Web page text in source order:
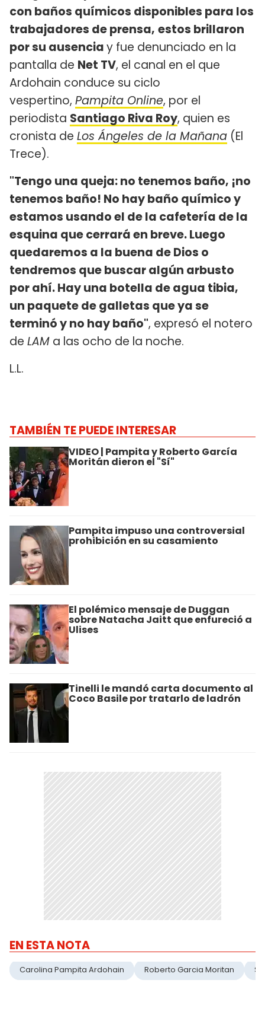
con baños químicos disponibles para los
trabajadores de prensa, estos brillaron
por su ausenciay fue denunciado en la
pantalla de Net TV, el canal en el que
Ardohain conduce su ciclo
vespertino, Pampita Online, por el
periodista Santiago Riva Roy, quien es
cronista de Los Ángeles de la Mañana (El
Trece).
"Tengo una queja: no tenemos baño, ¡no
tenemos baño! No hay baño químico y
estamos usando el de la cafetería de la
esquina que cerrará en breve. Luego
quedaremos a la buena de Dios o
tendremos que buscar algún arbusto
por ahí. Hay una botella de agua tibia,
un paquete de galletas que ya se
terminó y no hay baño", expresó el notero
de LAM a las ocho de la noche.
L.L.
TAMBIÉN TE PUEDE INTERESAR
VIDEO | Pampita y Roberto García
Moritán dieron el "Sí"
Pampita impuso una controversial
prohibición en su casamiento
El polémico mensaje de Duggan
sobre Natacha Jaitt que enfureció a
Ulises
Tinelli le mandó carta documento al
Coco Basile por tratarlo de ladrón
EN ESTA NOTA
Carolina Pampita Ardohain Roberto Garcia Moritan